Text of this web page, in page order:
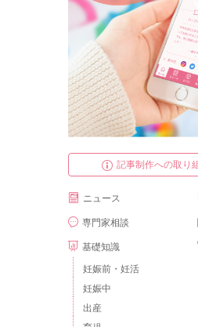
記事制作への取り
ニュース
専門家相談
基礎知識
妊娠前・妊活
妊娠中
出産